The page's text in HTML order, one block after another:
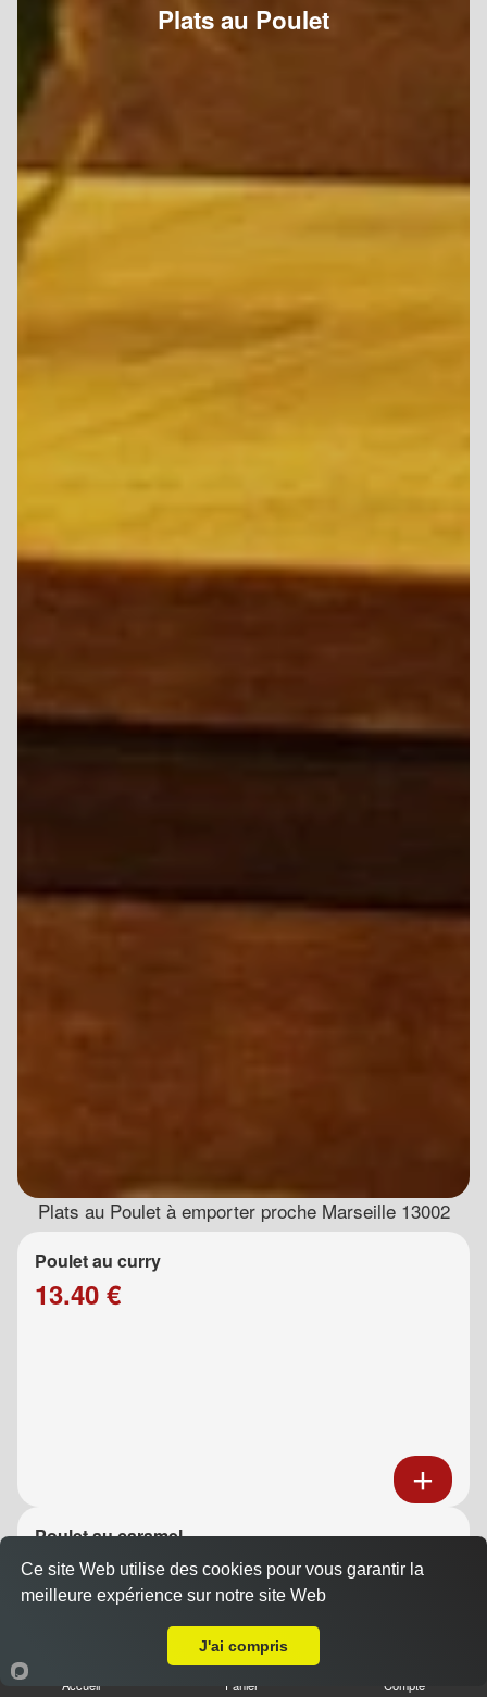
Plats au Poulet
Plats au Poulet à emporter proche Marseille 13002
Poulet au curry
13.40 €
Poulet au caramel
13.40 €
Accueil Panier Compte
Ce site Web utilise des cookies pour vous garantir la
meilleure expérience sur notre site Web
J'ai compris